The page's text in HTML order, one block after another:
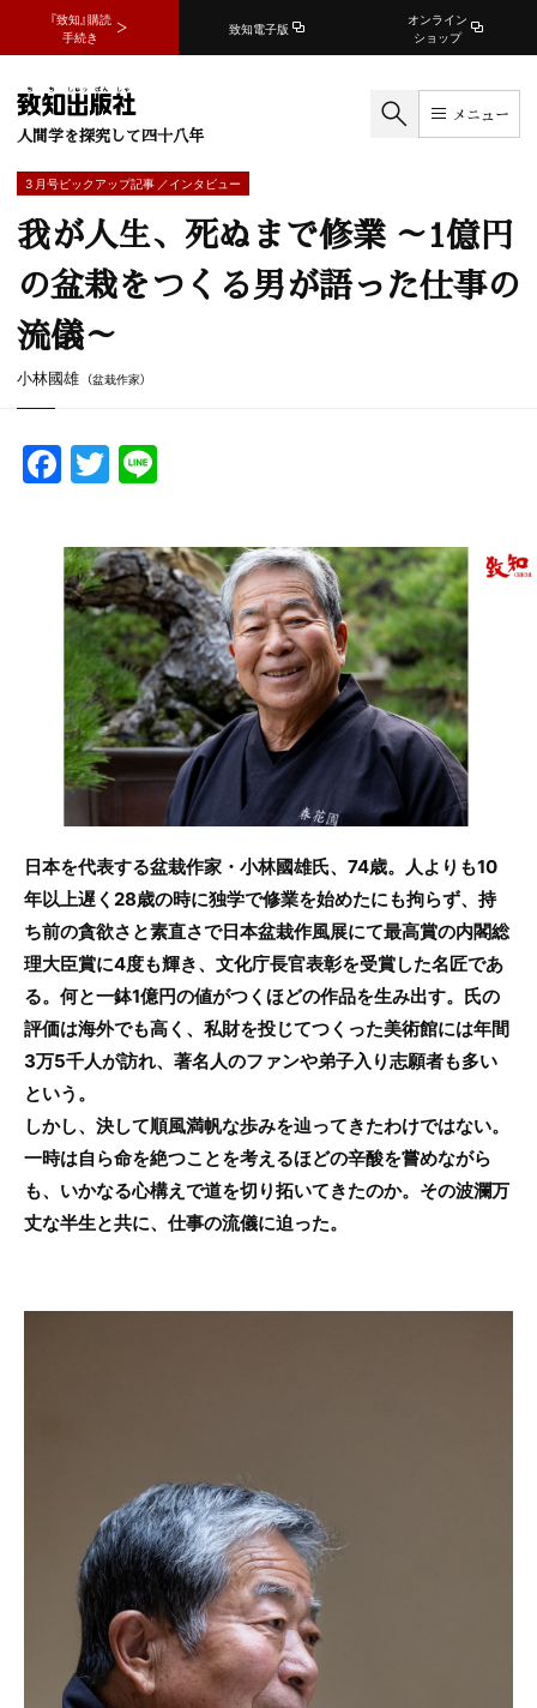
『致知』購読
手続き
致知電子版
オンライン
ショップ
人間学を探究して四十八年
メニュー
3 月号ピックアップ記事 ／インタビュー
我が人生、死ぬまで修業 ～1億円
の盆栽をつくる男が語った仕事の
流儀～
小林國雄 （盆栽作家）
F
a
c
e
b
o
o
k
T
w
itt
er
e
日本を代表する盆栽作家・小林國雄氏、74歳。人よりも10
年以上遅く28歳の時に独学で修業を始めたにも拘らず、持
ち前の貪欲さと素直さで日本盆栽作風展にて最高賞の内閣総
理大臣賞に4度も輝き、文化庁長官表彰を受賞した名匠であ
る。何と一鉢1億円の値がつくほどの作品を生み出す。氏の
評価は海外でも高く、私財を投じてつくった美術館には年間
3万5千人が訪れ、著名人のファンや弟子入り志願者も多い
という。
しかし、決して順風満帆な歩みを辿ってきたわけではない。
一時は自ら命を絶つことを考えるほどの辛酸を嘗めながら
も、いかなる心構えで道を切り拓いてきたのか。その波瀾万
丈な半生と共に、仕事の流儀に迫った。